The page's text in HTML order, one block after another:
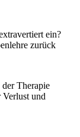
ein?
zurück
Therapie
und